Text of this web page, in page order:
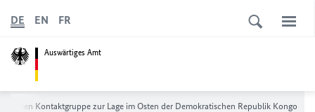
Auswärtiges Amt
DE EN FR
Kontaktgruppe zur Lage im Osten der Demokratischen Republik Kongo